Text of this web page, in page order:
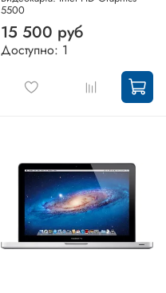
5500
15 500 руб
Доступно: 1